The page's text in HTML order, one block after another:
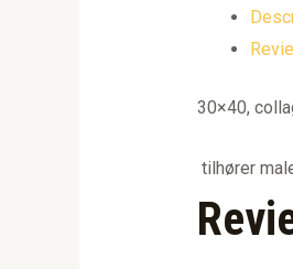
30×40,
tilhører